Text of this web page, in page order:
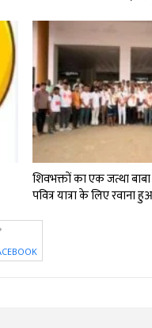
शिवभक्तों का एक जत्था
पवित्र यात्रा के लिए रवाना